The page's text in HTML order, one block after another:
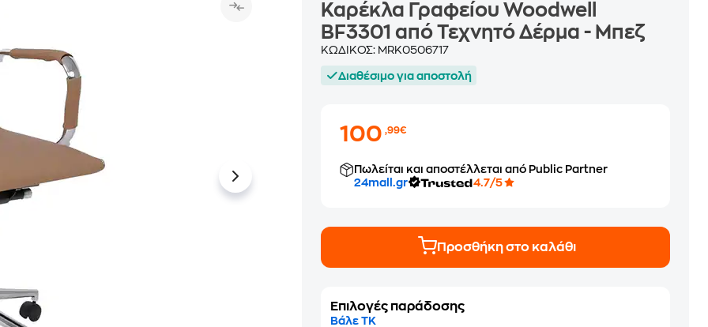
Καρέκλα Γραφείου Woodwell
BF3301 από Τεχνητό Δέρμα - Μπεζ
ΚΩΔΙΚΟΣ: MRK0506717
Διαθέσιμο για αποστολή
100,99€
Πωλείται και αποστέλλεται από Public Partner
24mall.gr
4.7/5
Προσθήκη στο καλάθι
Επιλογές παράδοσης
Βάλε ΤΚ